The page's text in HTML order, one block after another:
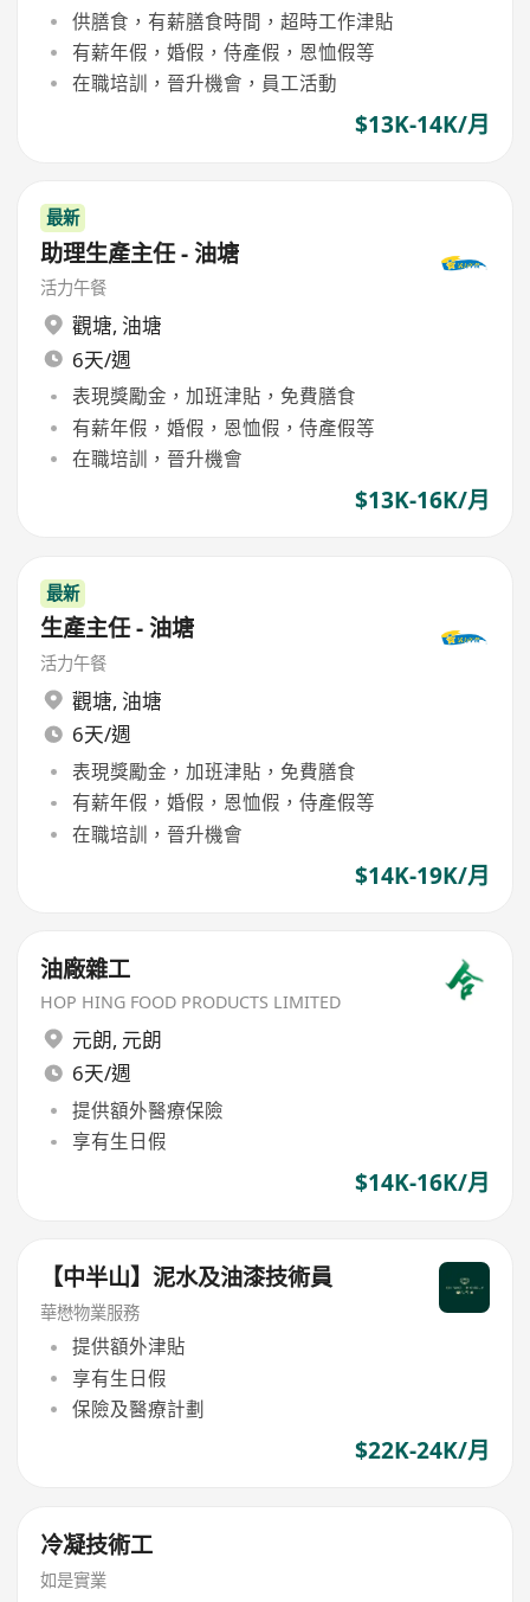
供膳食，有薪膳食時間，超時工作津貼
有薪年假，婚假，侍產假，恩恤假等
在職培訓，晉升機會，員工活動
$13K-14K/月
最新
助理生產主任 - 油塘
活力午餐
觀塘, 油塘
6天/週
表現獎勵金，加班津貼，免費膳食
有薪年假，婚假，恩恤假，侍產假等
在職培訓，晉升機會
$13K-16K/月
最新
生產主任 - 油塘
活力午餐
觀塘, 油塘
6天/週
表現獎勵金，加班津貼，免費膳食
有薪年假，婚假，恩恤假，侍產假等
在職培訓，晉升機會
$14K-19K/月
油廠雜工
HOP HING FOOD PRODUCTS LIMITED
元朗, 元朗
6天/週
提供額外醫療保險
享有生日假
$14K-16K/月
【中半山】泥水及油漆技術員
華懋物業服務
提供額外津貼
享有生日假
保險及醫療計劃
$22K-24K/月
冷凝技術工
如是實業